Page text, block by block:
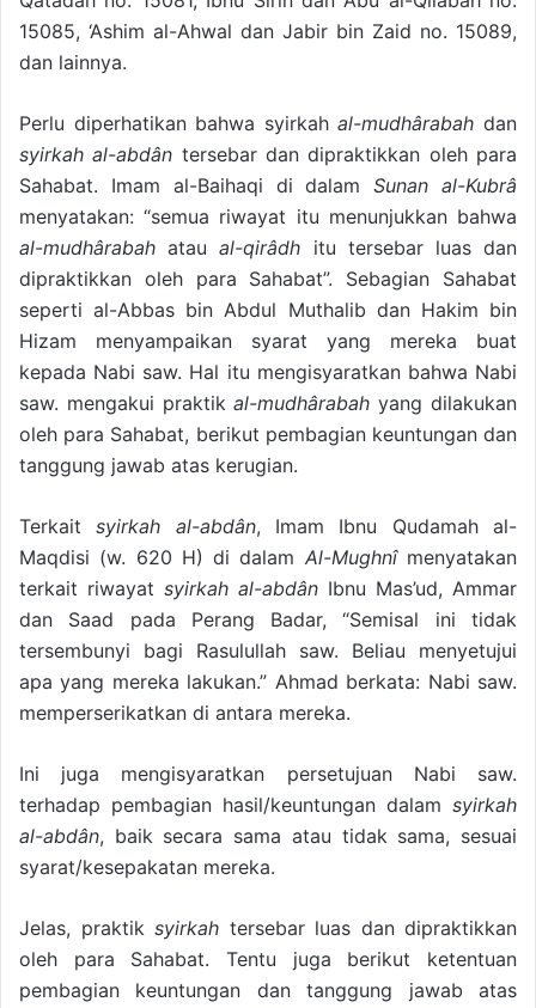
15085, ‘Ashim al-Ahwal dan Jabir bin Zaid no. 15089,
dan lainnya.
Perlu diperhatikan bahwa syirkahal-mudhârabah dan
syirkah al-abdân tersebar dan dipraktikkan oleh para
Sahabat. Imam al-Baihaqi di dalamSunan al-Kubrâ
menyatakan: “semua riwayat itu menunjukkan bahwa
al-mudhârabah ataual-qirâdh itu tersebar luas dan
dipraktikkan oleh para Sahabat”. Sebagian Sahabat
seperti al-Abbas bin Abdul Muthalib dan Hakim bin
Hizam menyampaikan syarat yang mereka buat
kepada Nabi saw. Hal itu mengisyaratkan bahwa Nabi
saw. mengakui praktikal-mudhârabah yang dilakukan
oleh para Sahabat, berikut pembagian keuntungan dan
tanggung jawab atas kerugian.
Terkaitsyirkah al-abdân, Imam Ibnu Qudamah al-
Maqdisi (w. 620 H) di dalam Al-Mughnîmenyatakan
terkait riwayat syirkah al-abdân Ibnu Mas’ud, Ammar
dan Saad pada Perang Badar, “Semisal ini tidak
tersembunyi bagi Rasulullah saw. Beliau menyetujui
apa yang mereka lakukan.” Ahmad berkata: Nabi saw.
memperserikatkan di antara mereka.
Ini juga mengisyaratkan persetujuan Nabi saw.
terhadap pembagian hasil/keuntungan dalam syirkah
al-abdân, baik secara sama atau tidak sama, sesuai
syarat/kesepakatan mereka.
Jelas, praktik syirkah tersebar luas dan dipraktikkan
oleh para Sahabat. Tentu juga berikut ketentuan
pembagian keuntungan dan tanggung jawab atas